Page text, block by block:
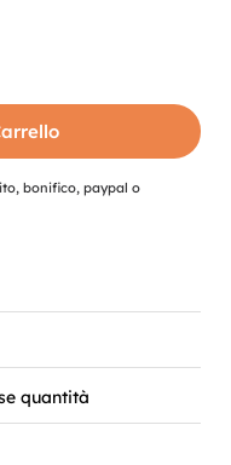
bonifico, paypal o
quantità